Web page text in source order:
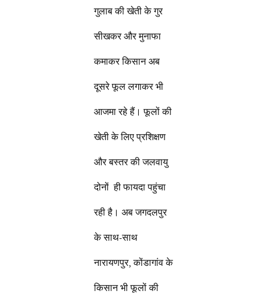
गुलाब की खेती के गुर
सीखकर और मुनाफा
कमाकर किसान अब
दूसरे फूल लगाकर भी
आजमा रहे हैं। फूलों की
खेती के लिए प्रशिक्षण
और बस्तर की जलवायु
दोनों ही फायदा पहुंचा
रही है। अब जगदलपुर
के साथ-साथ
नारायणपुर, कोंडागांव के
किसान भी फूलों की